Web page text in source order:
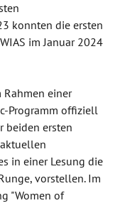
konnten die ersten
im Januar 2024
einer
Programm offiziell
beiden ersten
in einer Lesung die
vorstellen. Im
"Women of